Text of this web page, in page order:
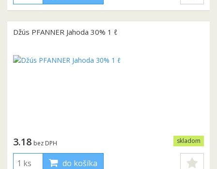
Džús PFANNER Jahoda 30% 1 ℓ
skladom
3.18 bez DPH
do košíka